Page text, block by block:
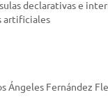
declarativas e
artificiales
Ángeles Fernández